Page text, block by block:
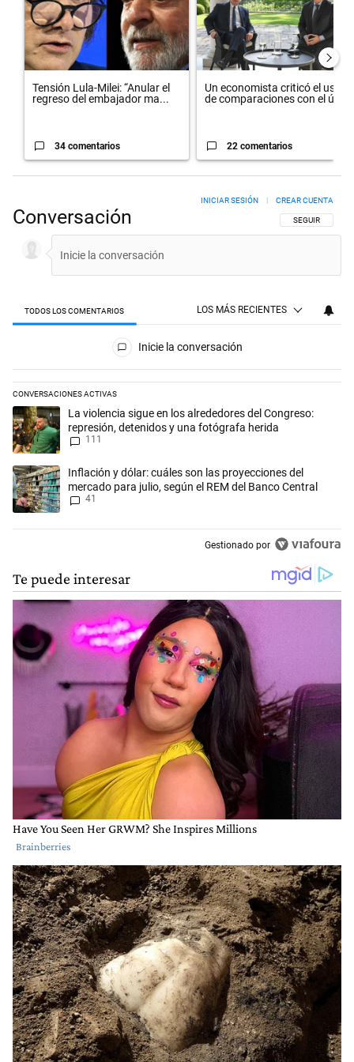
Tensión Lula-Milei: “Anular el
regreso del embajador ma...
34 comentarios
Un economista criticó el uso
de comparaciones con el úl...
22 comentarios
Conversación SIGA ESTA
SEGUIR
INICIAR SESIÓN CREAR CUENTA
TODOS LOS COMENTARIOS LOS MÁS RECIENTES
Todos los comentarios
Inicie la conversación
CONVERSACIONES ACTIVAS
Este listado muestra los artículos con más comentarios en los
Un artículo de tendencia con el título "La violencia sigue en los
La violencia sigue en los alrededores del Congreso:
represión, detenidos y una fotógrafa herida
111
Un artículo de tendencia con el título "Inflación y dólar: cuáles son
Inflación y dólar: cuáles son las proyecciones del
mercado para julio, según el REM del Banco Central
41
Gestionado por